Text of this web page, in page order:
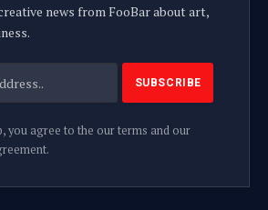
news from FooBar about art,
you agree to the our terms and our